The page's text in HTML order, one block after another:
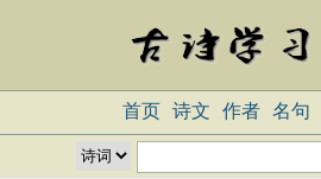
首页 诗文 作者 名句